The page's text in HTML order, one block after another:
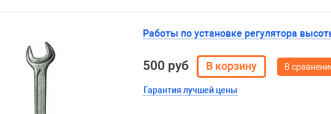
Работы по установке регулятора
500 руб
Гарантия лучшей цены
В